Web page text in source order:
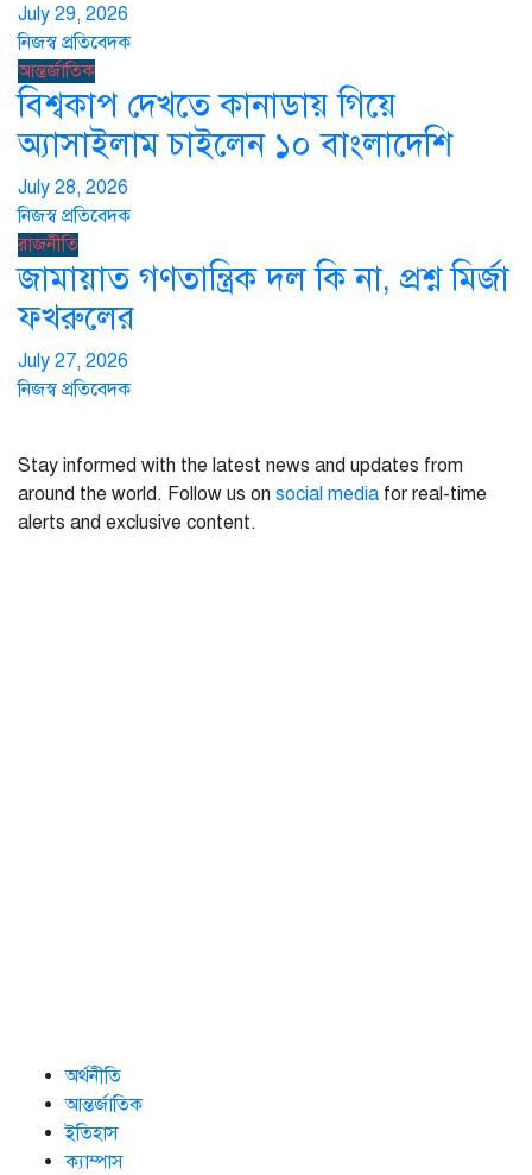
July 29, 2026
নিজস্ব প্রতিবেদক
আন্তর্জাতিক
বিশ্বকাপ দেখতে কানাডায় গিয়ে
অ্যাসাইলাম চাইলেন ১০ বাংলাদেশি
July 28, 2026
নিজস্ব প্রতিবেদক
রাজনীতি
জামায়াত গণতান্ত্রিক দল কি না, প্রশ্ন মির্জা
ফখরুলের
July 27, 2026
নিজস্ব প্রতিবেদক
Stay informed with the latest news and updates from
around the world. Follow us on social media for real-time
alerts and exclusive content.
অর্থনীতি
আন্তর্জাতিক
ইতিহাস
ক্যাম্পাস